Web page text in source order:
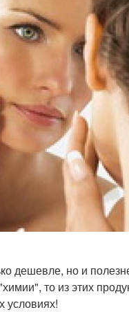
дешевле, но и
то из этих
условиях!